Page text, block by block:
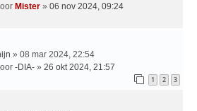
Mister » 06 nov 2024, 09:24
» 08 mar 2024, 22:54
-DIA- » 26 okt 2024, 21:57
1 2 3